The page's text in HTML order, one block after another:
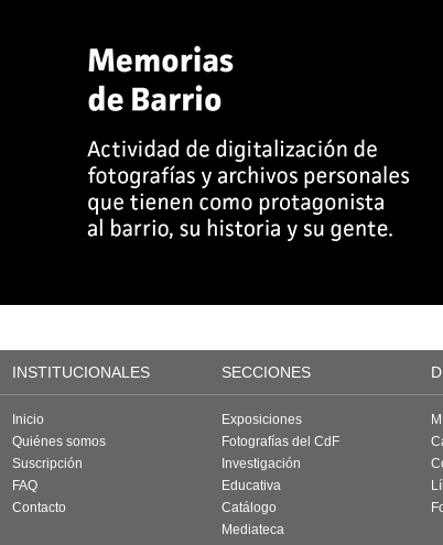
INSTITUCIONALES SECCIONES
Inicio
Quiénes somos
Suscripción
FAQ
Contacto
Exposiciones
Fotografías del CdF
Investigación
Educativa
Catálogo
Mediateca